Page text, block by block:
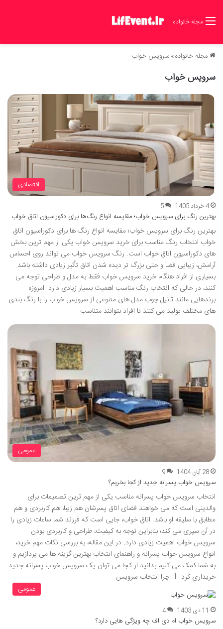
مجله خانواده
مجله خانواده»سرویس خواب
سرویس خواب
اقتصادی
4 خرداد 1405 5
بهترین رنگ برای سرویس خواب؛ مقایسه انواع رنگ‌ها برای دکوراسیون اتاق خواب
بهترین رنگ برای سرویس خواب؛ مقایسه انواع رنگ ها برای دکوراسیون اتاق
خواب انتخاب رنگ مناسب برای خرید سرویس خواب یکی از مهم ترین بخش
های دکوراسیون اتاق خواب است. رنگ سرویس خواب می تواند روی احساس
آرامش، زیبایی فضا و حتی بزرگ تر دیده شدن اتاق تأثیر زیادی داشته باشد.
بسیاری از افراد هنگام خرید سرویس خواب فقط به مدل و طراحی توجه می
کنند، در حالی که انتخاب رنگ مناسب اهمیت بسیار زیادی دارد. امروزه
برندهایی مانند تانیل چوب مدل های متنوعی از سرویس خواب را با رنگ بندی
های مختلف تولید می کنند تا افراد بتوانند متناسب…
عمومی
28 آبان 1404 9
سرویس خواب پسرانه جدید از کجا بخریم؟
انتخاب سرویس خواب پسرانه مناسب یکی از مهم ترین تصمیمات برای
والدینی است که می خواهند فضای اتاق پسرشان هم زیبا، هم کاربردی و هم
مطابق با سلیقه او باشد. اتاق خواب، جایی است که فرزند شما ساعات زیادی را
در آن سپری می کند؛ بنابراین توجه به کیفیت، طراحی و کاربردی بودن
سرویس خواب اهمیت زیادی دارد. در این مقاله، به بررسی نکات مهم خرید،
انواع سرویس خواب پسرانه و راهنمای انتخاب بهترین گزینه ها می پردازیم و
به شما کمک می کنیم بدانید از کجا می توان یک سرویس خواب پسرانه جدید
خریداری کرد. 1. چرا انتخاب سرویس…
عمومی
11 دی 1403 4
سرویس خواب ام دی اف چه ویژگی هایی دارد؟